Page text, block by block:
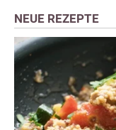
NEUE REZEPTE